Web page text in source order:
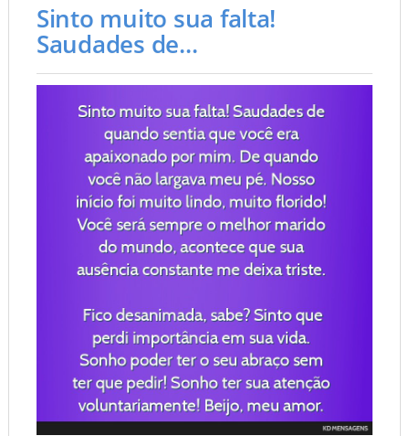
Sinto muito sua falta!
Saudades de...